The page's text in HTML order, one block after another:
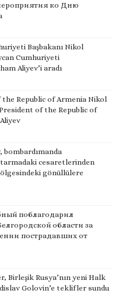
ко Дню
Başbakanı Nikol
Cumhuriyeti
Aliyev’i aradı
Republic of Armenia Nikol
of the Republic of
bombardımanda
cesaretlerinden
gönüllülere
поблагодарил
области за
пострадавших от
Birleşik Rusya’nın yeni Halk
Golovin’e teklifler sundu